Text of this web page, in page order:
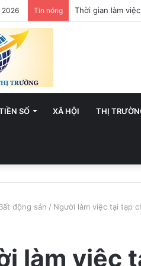
2026 Tin nóng Việt Nam hướng
SỐ XÃ HỘI THỊ
động sản / Người làm việc tại tạp
làm việc